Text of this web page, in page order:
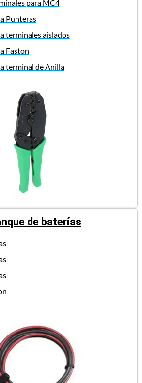
para MC4
Punteras
terminales aislados
Faston
terminal de Anilla
de baterías